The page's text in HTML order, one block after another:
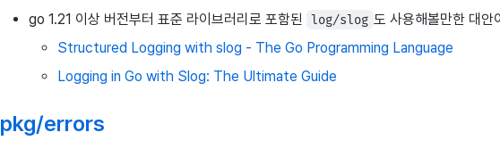
go 1.21 이상 버전부터 표준 라이브러리로 포함된
log/slog 도 사용해볼만한 대안
Structured Logging with slog - The Go Programming Language
Logging in Go with Slog: The Ultimate Guide
pkg/errors